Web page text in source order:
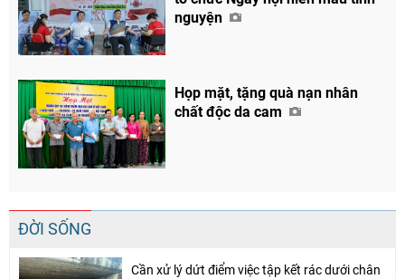
nguyện
Họp mặt, tặng quà nạn nhân
chất độc da cam
ĐỜI SỐNG
Cần xử lý dứt điểm việc tập kết rác dưới chân